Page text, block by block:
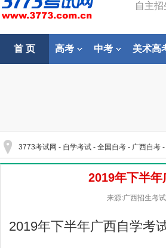
自主招
首 页 高考 中考 美术高
3773考试网 - 自学考试 - 全国自考 - 广西自考 -
2019年下半
来源:广西招生考
2019年下半年广西自学考